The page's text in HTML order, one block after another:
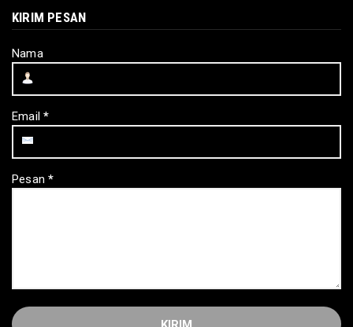
KIRIM PESAN
Nama
Email*
Pesan*